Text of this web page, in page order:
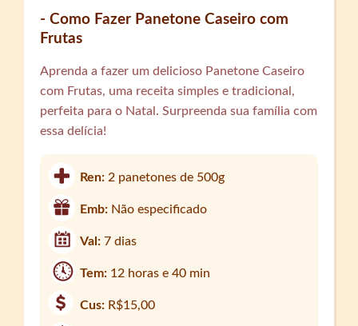
- Como Fazer Panetone Caseiro com
Frutas
Aprenda a fazer um delicioso Panetone Caseiro
com Frutas, uma receita simples e tradicional,
perfeita para o Natal. Surpreenda sua família com
essa delícia!
Ren: 2 panetones de 500g
Emb: Não especificado
Val:7 dias
Tem: 12 horas e 40 min
Cus: R$15,00